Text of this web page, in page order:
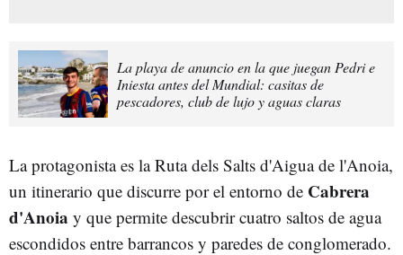
La playa de anuncio en la que juegan Pedri e
Iniesta antes del Mundial: casitas de
pescadores, club de lujo y aguas claras
La protagonista es la Ruta dels Salts d'Aigua de l'Anoia,
un itinerario que discurre por el entorno de Cabrera
d'Anoia y que permite descubrir cuatro saltos de agua
escondidos entre barrancos y paredes de conglomerado.